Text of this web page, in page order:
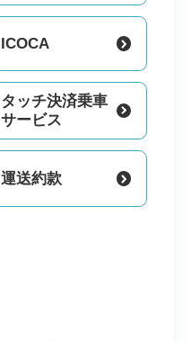
ICOCA
タッチ決済乗車
サービス
運送約款